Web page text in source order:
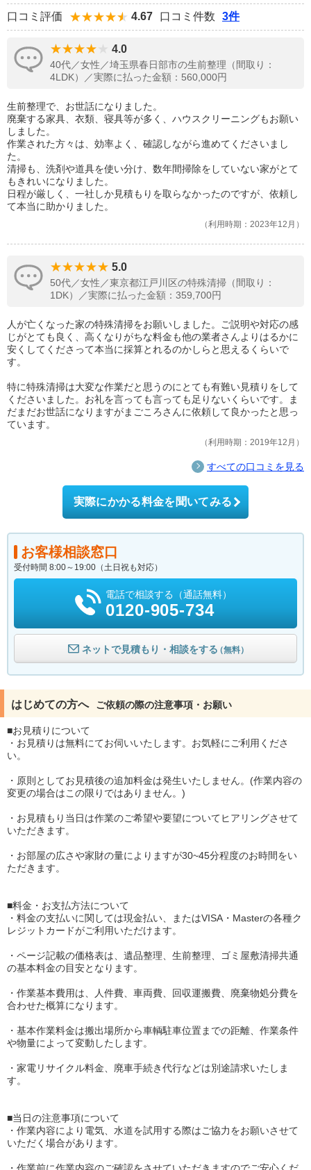
口コミ評価 4.67 口コミ件数 3件
4.0
40代／女性／埼玉県春日部市の生前整理（間取り：
4LDK）／実際に払った金額：560,000円
生前整理で、お世話になりました。
廃棄する家具、衣類、寝具等が多く、ハウスクリーニングもお願い
しました。
作業された方々は、効率よく、確認しながら進めてくださいまし
た。
清掃も、洗剤や道具を使い分け、数年間掃除をしていない家がとて
もきれいになりました。
日程が厳しく、一社しか見積もりを取らなかったのですが、依頼し
て本当に助かりました。
利用時期：2023年12月
5.0
50代／女性／東京都江戸川区の特殊清掃（間取り：
1DK）／実際に払った金額：359,700円
人が亡くなった家の特殊清掃をお願いしました。ご説明や対応の感
じがとても良く、高くなりがちな料金も他の業者さんよりはるかに
安くしてくださって本当に採算とれるのかしらと思えるくらいで
す。
特に特殊清掃は大変な作業だと思うのにとても有難い見積りをして
くださいました。お礼を言っても言っても足りないくらいです。ま
だまだお世話になりますがまごころさんに依頼して良かったと思っ
ています。
利用時期：2019年12月
すべての口コミを見る
実際にかかる料金を聞いてみる
お客様相談窓口
受付時間 8:00～19:00（土日祝も対応）
電話で相談する（通話無料）
0120-905-734
ネットで見積もり・相談をする（無料）
はじめての方へ ご依頼の際の注意事項・お願い
■お見積りについて
・お見積りは無料にてお伺いいたします。お気軽にご利用くださ
い。
・原則としてお見積後の追加料金は発生いたしません。(作業内容の
変更の場合はこの限りではありません。)
・お見積もり当日は作業のご希望や要望についてヒアリングさせて
いただきます。
・お部屋の広さや家財の量によりますが30~45分程度のお時間をい
ただきます。
■料金・お支払方法について
・料金の支払いに関しては現金払い、またはVISA・Masterの各種ク
レジットカードがご利用いただけます。
・ページ記載の価格表は、遺品整理、生前整理、ゴミ屋敷清掃共通
の基本料金の目安となります。
・作業基本費用は、人件費、車両費、回収運搬費、廃棄物処分費を
合わせた概算になります。
・基本作業料金は搬出場所から車輌駐車位置までの距離、作業条件
や物量によって変動したします。
・家電リサイクル料金、廃車手続き代行などは別途請求いたしま
す。
■当日の注意事項について
・作業内容により電気、水道を試用する際はご協力をお願いさせて
いただく場合があります。